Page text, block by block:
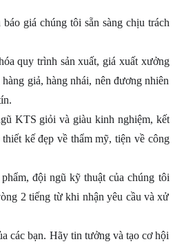
giá chúng tôi sẵn sàng chịu trách
quy trình sản xuất, giá xuất xưởng
giả, hàng nhái, nên đương nhiên
KTS giỏi và giàu kinh nghiệm, kết
kế đẹp về thẩm mỹ, tiện về công
đội ngũ kỹ thuật của chúng tôi
2 tiếng từ khi nhận yêu cầu và xử
các bạn. Hãy tin tưởng và tạo cơ hội